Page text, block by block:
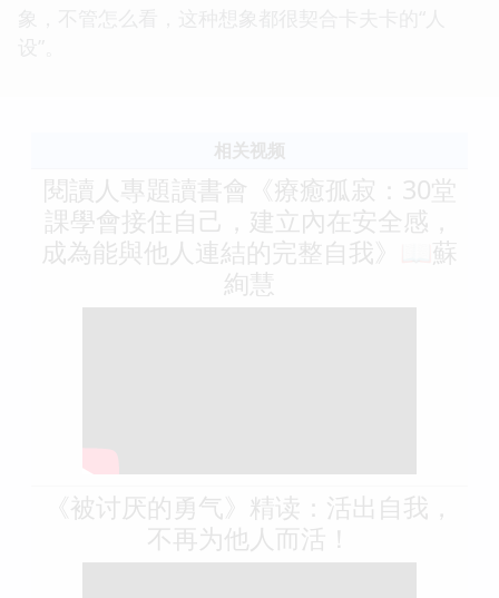
相关视频
閱讀人專題讀書會《療癒孤寂：30堂
課學會接住自己，建立內在安全感，
成為能與他人連結的完整自我》📖蘇
絢慧
《被讨厌的勇气》精读：活出自我，
不再为他人而活！